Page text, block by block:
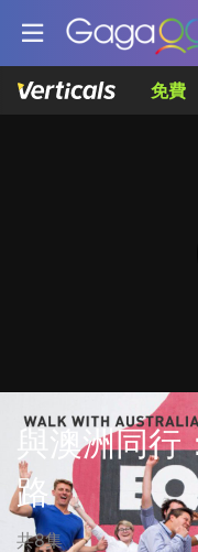
免費
與澳洲同行
路
共8集